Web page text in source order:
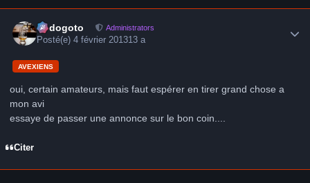
frédogoto Administrators
Posté(e)4 février 201313 a
AVEXIENS
oui, certain amateurs, mais faut espérer en tirer grand chose a
mon avi
essaye de passer une annonce sur le bon coin....
Citer